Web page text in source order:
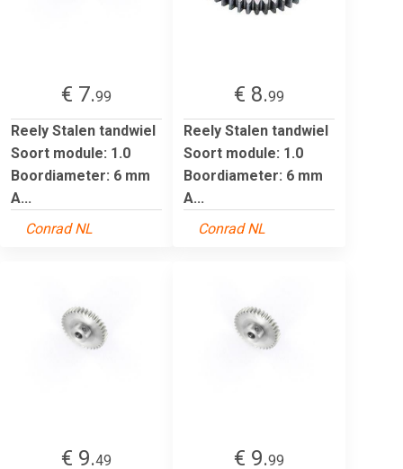
€ 7.99
Reely Stalen tandwiel
Soort module: 1.0
Boordiameter: 6 mm
A...
Conrad NL
€ 8.99
Reely Stalen tandwiel
Soort module: 1.0
Boordiameter: 6 mm
A...
Conrad NL
€ 9.49 € 9.99